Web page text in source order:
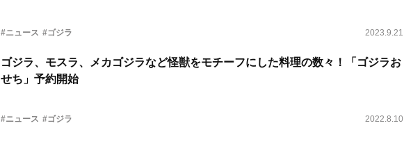
#ニュース #ゴジラ 2023.9.21
ゴジラ、モスラ、メカゴジラなど怪獣をモチーフにした料理の数々！「ゴジラお
せち」予約開始
#ニュース #ゴジラ 2022.8.10